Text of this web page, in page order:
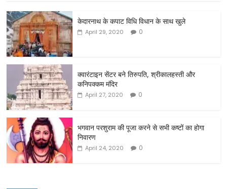
c
e
b
o
o
k
itt
er
ai ar
e
केदारनाथ के कपाट विधि विधान के साथ खुले
April 29, 2020 0
क्वारंटाइन सेंटर बने तिरुपति, श्रीकालहस्ती और
कनिपक्कम मंदिर
April 27, 2020 0
भगवान परशुराम की पूजा करने से सभी कष्टों का होगा
निवारण
April 24, 2020 0